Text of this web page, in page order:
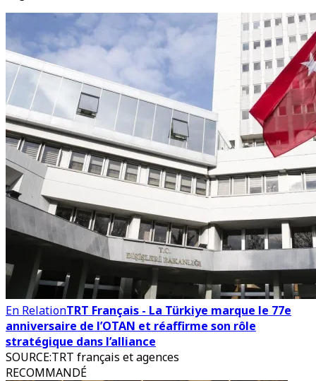
En RelationTRT Français - La Türkiye marque le 77e
anniversaire de l’OTAN et réaffirme son rôle
stratégique dans l’alliance
SOURCE:TRT français et agences
RECOMMANDÉ